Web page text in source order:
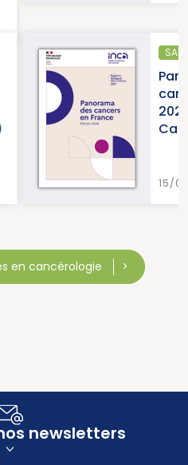
SANTÉ PUBLIQUE - ÉPIDÉMIOLOGIE
Parution du panorama des
cancers en France, édition
2026 (Institut National du
Cancer)
15/07/2026
en cancérologie
newsletters